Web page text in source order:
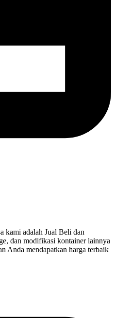
kami adalah Jual Beli dan
dan modifikasi kontainer lainnya
Anda mendapatkan harga terbaik